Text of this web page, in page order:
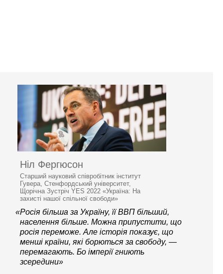
Ніл Фергюсон
Старший науковий співробітник інститут
Гувера, Стенфордський університет,
Щорічна Зустріч YES 2022 «Україна: На
захисті нашої спільної свободи»
«Росія більша за Україну, її ВВП більший,
населення більше. Можна припустити, що
росія переможе. Але історія показує, що
менші країни, які борються за свободу, —
перемагають. Бо імперії гниють
зсередини»